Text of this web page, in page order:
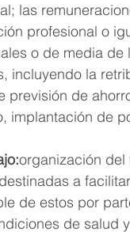
las
profesional o
o de media
incluyendo la
previsión de
implantación de
organización
a
de estos por
de salud